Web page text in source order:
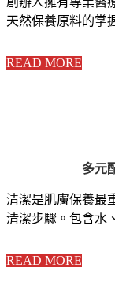
天然保養原料的掌
READ MORE
多元
清潔是肌膚保養最
清潔步驟。包含水
READ MORE